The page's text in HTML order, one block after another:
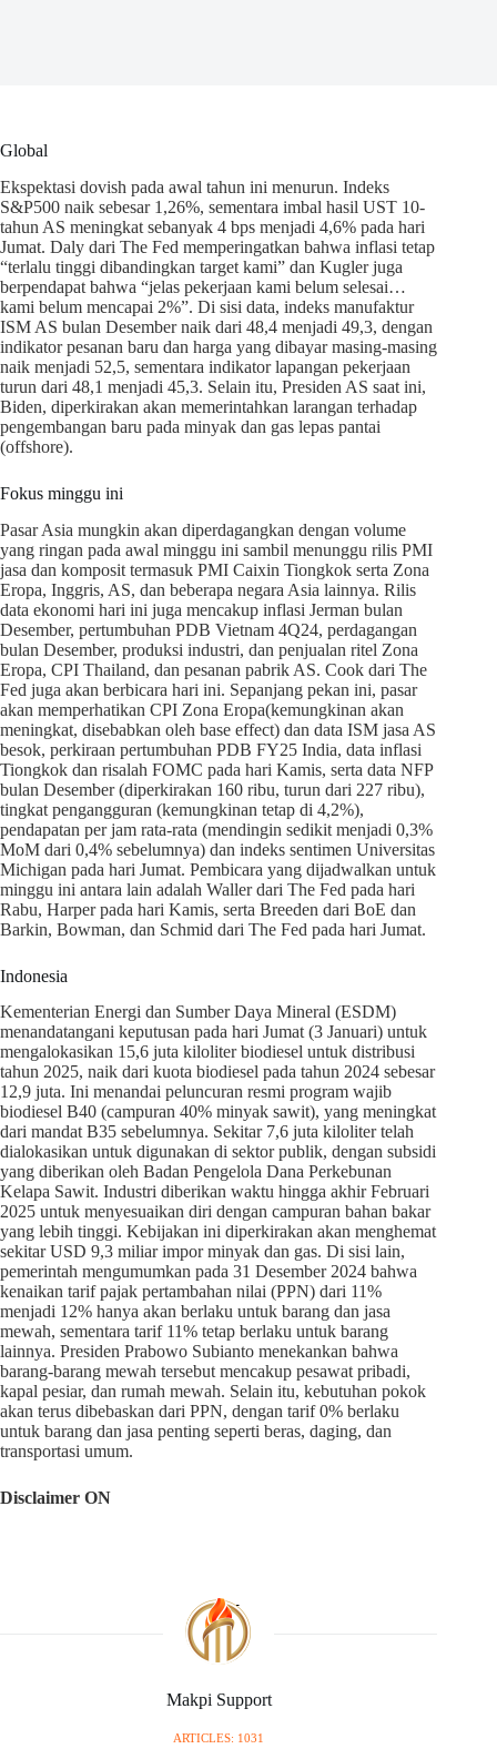
Global
Ekspektasi dovish pada awal tahun ini menurun. Indeks
S&P500 naik sebesar 1,26%, sementara imbal hasil UST 10-
tahun AS meningkat sebanyak 4 bps menjadi 4,6% pada hari
Jumat. Daly dari The Fed memperingatkan bahwa inflasi tetap
“terlalu tinggi dibandingkan target kami” dan Kugler juga
berpendapat bahwa “jelas pekerjaan kami belum selesai…
kami belum mencapai 2%”. Di sisi data, indeks manufaktur
ISM AS bulan Desember naik dari 48,4 menjadi 49,3, dengan
indikator pesanan baru dan harga yang dibayar masing-masing
naik menjadi 52,5, sementara indikator lapangan pekerjaan
turun dari 48,1 menjadi 45,3. Selain itu, Presiden AS saat ini,
Biden, diperkirakan akan memerintahkan larangan terhadap
pengembangan baru pada minyak dan gas lepas pantai
(offshore).
Fokus minggu ini
Pasar Asia mungkin akan diperdagangkan dengan volume
yang ringan pada awal minggu ini sambil menunggu rilis PMI
jasa dan komposit termasuk PMI Caixin Tiongkok serta Zona
Eropa, Inggris, AS, dan beberapa negara Asia lainnya. Rilis
data ekonomi hari ini juga mencakup inflasi Jerman bulan
Desember, pertumbuhan PDB Vietnam 4Q24, perdagangan
bulan Desember, produksi industri, dan penjualan ritel Zona
Eropa, CPI Thailand, dan pesanan pabrik AS. Cook dari The
Fed juga akan berbicara hari ini. Sepanjang pekan ini, pasar
akan memperhatikan CPI Zona Eropa(kemungkinan akan
meningkat, disebabkan oleh base effect) dan data ISM jasa AS
besok, perkiraan pertumbuhan PDB FY25 India, data inflasi
Tiongkok dan risalah FOMC pada hari Kamis, serta data NFP
bulan Desember (diperkirakan 160 ribu, turun dari 227 ribu),
tingkat pengangguran (kemungkinan tetap di 4,2%),
pendapatan per jam rata-rata (mendingin sedikit menjadi 0,3%
MoM dari 0,4% sebelumnya) dan indeks sentimen Universitas
Michigan pada hari Jumat. Pembicara yang dijadwalkan untuk
minggu ini antara lain adalah Waller dari The Fed pada hari
Rabu, Harper pada hari Kamis, serta Breeden dari BoE dan
Barkin, Bowman, dan Schmid dari The Fed pada hari Jumat.
Indonesia
Kementerian Energi dan Sumber Daya Mineral (ESDM)
menandatangani keputusan pada hari Jumat (3 Januari) untuk
mengalokasikan 15,6 juta kiloliter biodiesel untuk distribusi
tahun 2025, naik dari kuota biodiesel pada tahun 2024 sebesar
12,9 juta. Ini menandai peluncuran resmi program wajib
biodiesel B40 (campuran 40% minyak sawit), yang meningkat
dari mandat B35 sebelumnya. Sekitar 7,6 juta kiloliter telah
dialokasikan untuk digunakan di sektor publik, dengan subsidi
yang diberikan oleh Badan Pengelola Dana Perkebunan
Kelapa Sawit. Industri diberikan waktu hingga akhir Februari
2025 untuk menyesuaikan diri dengan campuran bahan bakar
yang lebih tinggi. Kebijakan ini diperkirakan akan menghemat
sekitar USD 9,3 miliar impor minyak dan gas. Di sisi lain,
pemerintah mengumumkan pada 31 Desember 2024 bahwa
kenaikan tarif pajak pertambahan nilai (PPN) dari 11%
menjadi 12% hanya akan berlaku untuk barang dan jasa
mewah, sementara tarif 11% tetap berlaku untuk barang
lainnya. Presiden Prabowo Subianto menekankan bahwa
barang-barang mewah tersebut mencakup pesawat pribadi,
kapal pesiar, dan rumah mewah. Selain itu, kebutuhan pokok
akan terus dibebaskan dari PPN, dengan tarif 0% berlaku
untuk barang dan jasa penting seperti beras, daging, dan
transportasi umum.
Disclaimer ON
Makpi Support
ARTICLES: 1031